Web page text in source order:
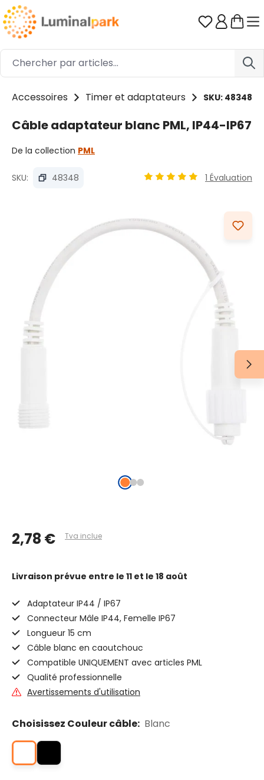
Passer au contenu principal Vous avez
Accessoires Timer et adaptateurs SKU: 48348
Câble adaptateur blanc PML, IP44-IP67
De la collection PML
SKU: 48348 1 Évaluation
2,78 € Tva inclue
Livraison prévue entre le 11 et le 18 août
Adaptateur IP44 / IP67
Connecteur Mâle IP44, Femelle IP67
Longueur 15 cm
Câble blanc en caoutchouc
Compatible UNIQUEMENT avec articles PML
Qualité professionnelle
Avertissements d'utilisation
Choisissez Couleur câble: Blanc